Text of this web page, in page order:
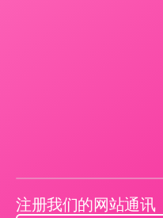
注册我们的网站通讯